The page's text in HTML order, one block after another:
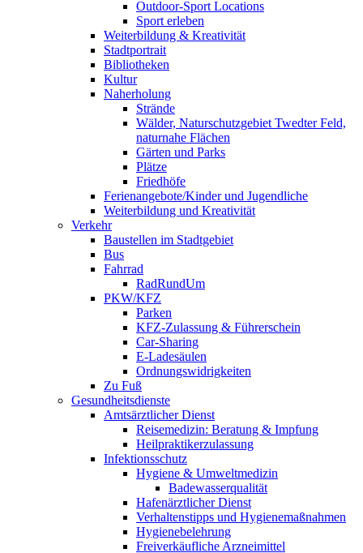
Outdoor-Sport Locations
Sport erleben
Weiterbildung & Kreativität
Stadtportrait
Bibliotheken
Kultur
Naherholung
Strände
Wälder, Naturschutzgebiet Twedter Feld,
naturnahe Flächen
Gärten und Parks
Plätze
Friedhöfe
Ferienangebote/Kinder und Jugendliche
Weiterbildung und Kreativität
Verkehr
Baustellen im Stadtgebiet
Bus
Fahrrad
RadRundUm
PKW/KFZ
Parken
KFZ-Zulassung & Führerschein
Car-Sharing
E-Ladesäulen
Ordnungswidrigkeiten
Zu Fuß
Gesundheitsdienste
Amtsärztlicher Dienst
Reisemedizin: Beratung & Impfung
Heilpraktikerzulassung
Infektionsschutz
Hygiene & Umweltmedizin
Badewasserqualität
Hafenärztlicher Dienst
Verhaltenstipps und Hygienemaßnahmen
Hygienebelehrung
Freiverkäufliche Arzneimittel